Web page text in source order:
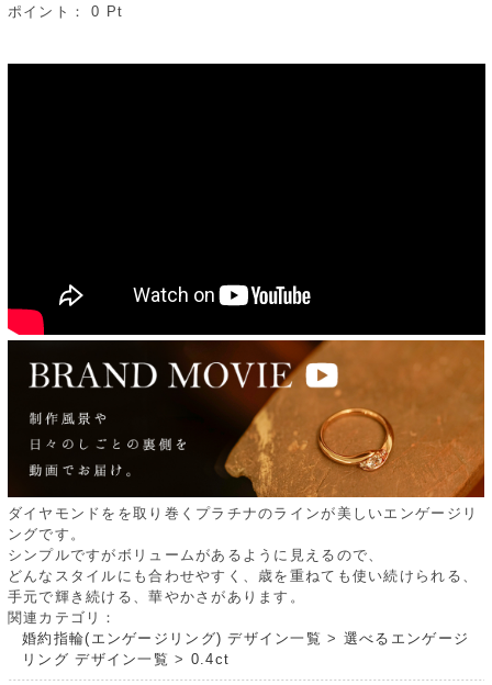
ポイント：0 Pt
ダイヤモンドをを取り巻くプラチナのラインが美しいエンゲージリ
ングです。
シンプルですがボリュームがあるように見えるので、
どんなスタイルにも合わせやすく、歳を重ねても使い続けられる、
手元で輝き続ける、華やかさがあります。
関連カテゴリ：
婚約指輪(エンゲージリング) デザイン一覧 > 選べるエンゲージ
リング デザイン一覧 > 0.4ct